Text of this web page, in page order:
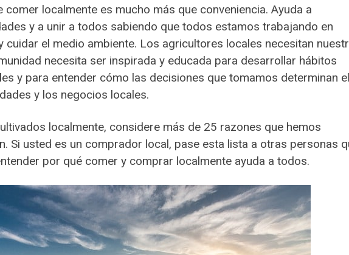
localmente es mucho más que conveniencia. Ayuda a
y a unir a todos sabiendo que todos estamos trabajando en
cuidar el medio ambiente. Los agricultores locales necesitan
necesita ser inspirada y educada para desarrollar hábitos
y para entender cómo las decisiones que tomamos determinan el
y los negocios locales.
localmente, considere más de 25 razones que hemos
Si usted es un comprador local, pase esta lista a otras personas
por qué comer y comprar localmente ayuda a todos.